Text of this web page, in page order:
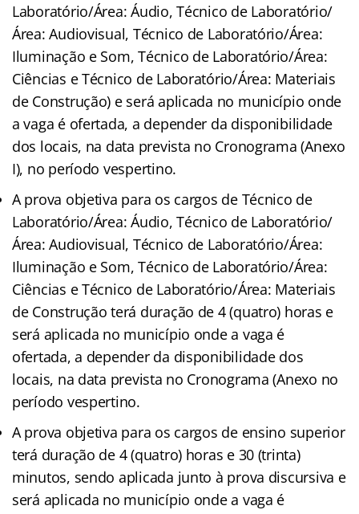
Laboratório/Área: Áudio, Técnico de Laboratório/
Área: Audiovisual, Técnico de Laboratório/Área:
Iluminação e Som, Técnico de Laboratório/Área:
Ciências e Técnico de Laboratório/Área: Materiais
de Construção) e será aplicada no município onde
a vaga é ofertada, a depender da disponibilidade
dos locais, na data prevista no Cronograma (Anexo
I), no período vespertino.
A prova objetiva para os cargos de Técnico de
Laboratório/Área: Áudio, Técnico de Laboratório/
Área: Audiovisual, Técnico de Laboratório/Área:
Iluminação e Som, Técnico de Laboratório/Área:
Ciências e Técnico de Laboratório/Área: Materiais
de Construção terá duração de 4 (quatro) horas e
será aplicada no município onde a vaga é
ofertada, a depender da disponibilidade dos
locais, na data prevista no Cronograma (Anexo no
período vespertino.
A prova objetiva para os cargos de ensino superior
terá duração de 4 (quatro) horas e 30 (trinta)
minutos, sendo aplicada junto à prova discursiva e
será aplicada no município onde a vaga é